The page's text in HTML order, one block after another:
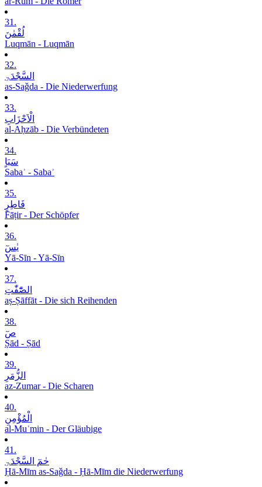
31.
لُقْمٰنَ
Luqmān - Luqmān
32.
السَّجْدَۃِ
as-Saǧda - Die Niederwerfung
33.
الْاَحْزَابِ
al-Aḥzāb - Die Verbündeten
34.
سَبَاٍ
Sabaʾ - Sabaʾ
35.
فَاطِرٍ
Fāṭir - Der Schöpfer
36.
یٰسٓ
Yā-Sīn - Yā-Sīn
37.
الصّٰٓفّٰتِ
aṣ-Ṣāffāt - Die sich Reihenden
38.
صٓ
Ṣād - Ṣād
39.
الزُّمَرِ
az-Zumar - Die Scharen
40.
الْمُؤْمِنِ
al-Muʾmin - Der Gläubige
41.
حٰمٓ السَّجْدَۃِ
Ḥā-Mīm as-Saǧda - Ḥā-Mīm die Niederwerfung